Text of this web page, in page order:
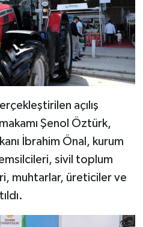
açılış
Şenol Öztürk,
İbrahim Önal, kurum
sivil toplum
muhtarlar, üreticiler ve